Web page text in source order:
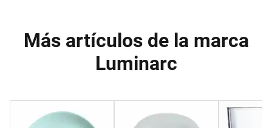
Más artículos de la marca
Luminarc